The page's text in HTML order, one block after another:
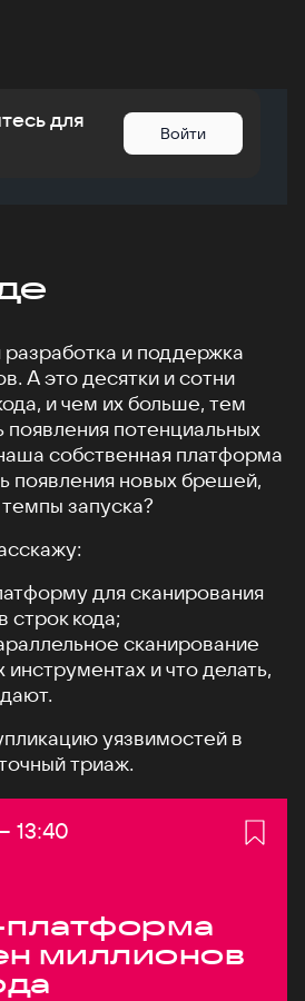
для
Войти
и поддержка
А это десятки и сотни
и чем их больше, тем
потенциальных
собственная платформа
появления новых брешей,
запуска?
для сканирования
строк кода;
сканирование
инструментах и что делать,
уязвимостей в
триаж.
– Конец:
13:40
миллионов